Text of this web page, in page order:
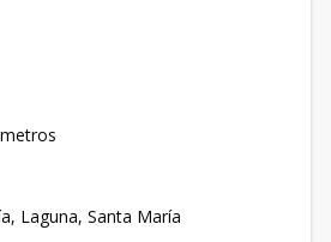
Laguna, Santa María